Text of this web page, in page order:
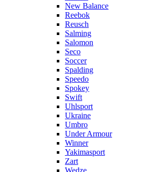
New Balance
Reebok
Reusch
Salming
Salomon
Seco
Soccer
Spalding
Speedo
Spokey
Swift
Uhlsport
Ukraine
Umbro
Under Armour
Winner
Yakimasport
Zart
Wedze